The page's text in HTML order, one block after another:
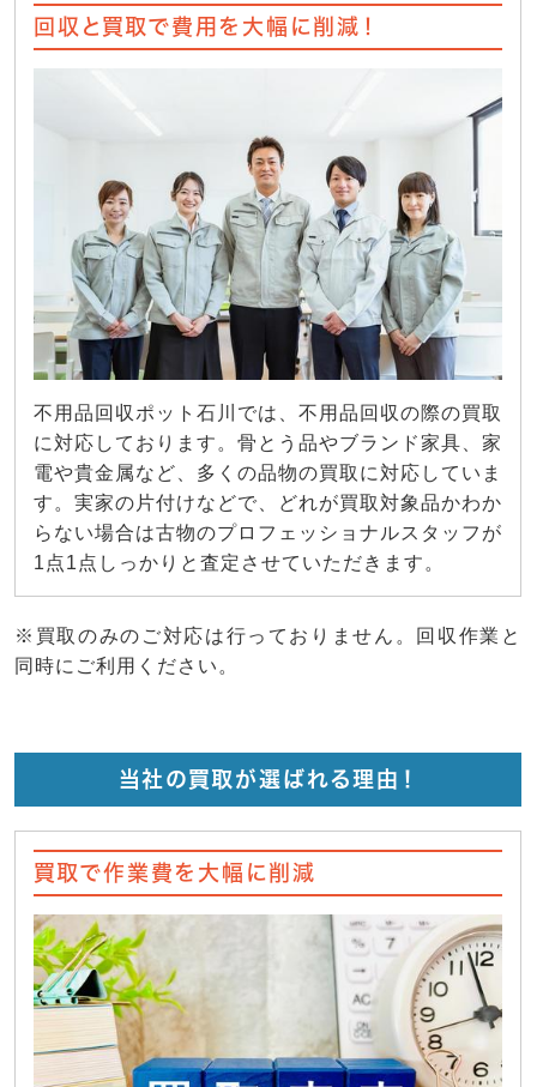
回収と買取で費用を大幅に削減！
不用品回収ポット石川では、不用品回収の際の買取
に対応しております。骨とう品やブランド家具、家
電や貴金属など、多くの品物の買取に対応していま
す。実家の片付けなどで、どれが買取対象品かわか
らない場合は古物のプロフェッショナルスタッフが
1点1点しっかりと査定させていただきます。
※買取のみのご対応は行っておりません。回収作業と
同時にご利用ください。
当社の買取が選ばれる理由！
買取で作業費を大幅に削減